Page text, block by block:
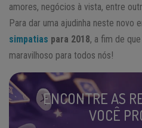
amores, negócios à vista, entre
Para dar uma ajudinha neste novo
simpatias para 2018, a fim de
maravilhoso para todos nós!
ENCONTRE AS
VOCÊ